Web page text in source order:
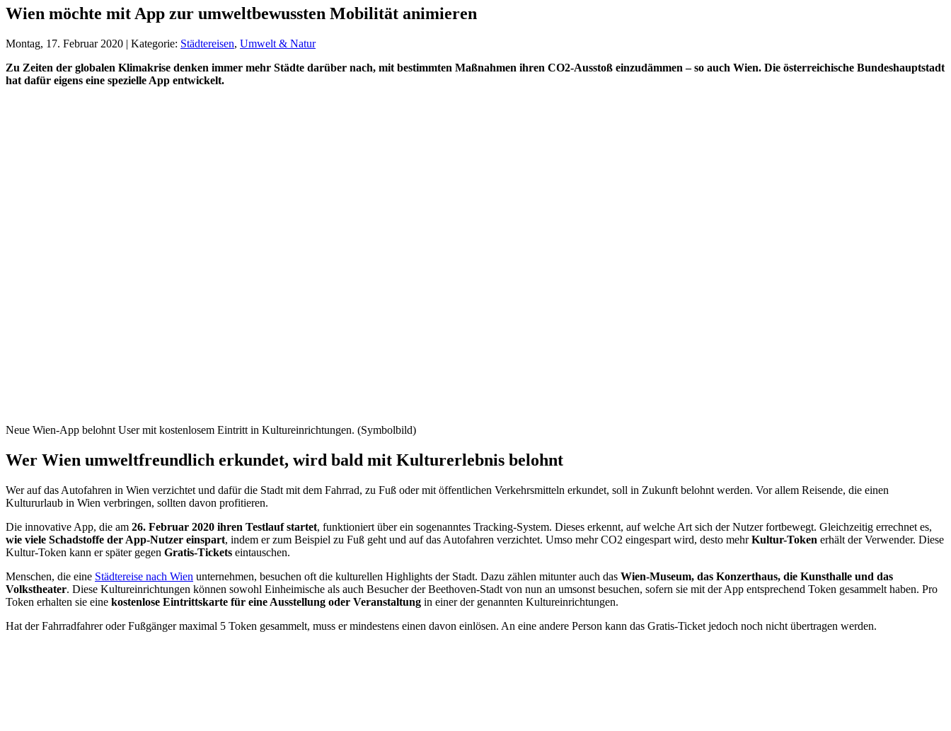
Wien möchte mit App zur umweltbewussten Mobilität animieren
Montag, 17. Februar 2020 | Kategorie: Städtereisen, Umwelt & Natur
Zu Zeiten der globalen Klimakrise denken immer mehr Städte darüber nach, mit bestimmten Maßnahmen ihren CO2-Ausstoß einzudämmen – so auch Wien. Die österreichische Bundeshauptstadt
hat dafür eigens eine spezielle App entwickelt.
Neue Wien-App belohnt User mit kostenlosem Eintritt in Kultureinrichtungen. (Symbolbild)
Wer Wien umweltfreundlich erkundet, wird bald mit Kulturerlebnis belohnt
Wer auf das Autofahren in Wien verzichtet und dafür die Stadt mit dem Fahrrad, zu Fuß oder mit öffentlichen Verkehrsmitteln erkundet, soll in Zukunft belohnt werden. Vor allem Reisende, die einen
Kultururlaub in Wien verbringen, sollten davon profitieren.
Die innovative App, die am 26. Februar 2020 ihren Testlauf startet, funktioniert über ein sogenanntes Tracking-System. Dieses erkennt, auf welche Art sich der Nutzer fortbewegt. Gleichzeitig errechnet es,
wie viele Schadstoffe der App-Nutzer einspart, indem er zum Beispiel zu Fuß geht und auf das Autofahren verzichtet. Umso mehr CO2 eingespart wird, desto mehrKultur-Token erhält der Verwender. Diese
Kultur-Token kann er später gegen Gratis-Tickets eintauschen.
Menschen, die eine Städtereise nach Wien unternehmen, besuchen oft die kulturellen Highlights der Stadt. Dazu zählen mitunter auch das Wien-Museum, das Konzerthaus, die Kunsthalle und das
Volkstheater. Diese Kultureinrichtungen können sowohl Einheimische als auch Besucher der Beethoven-Stadt von nun an umsonst besuchen, sofern sie mit der App entsprechend Token gesammelt haben. Pro
Token erhalten sie eine kostenlose Eintrittskarte für eine Ausstellung oder Veranstaltung in einer der genannten Kultureinrichtungen.
Hat der Fahrradfahrer oder Fußgänger maximal 5 Token gesammelt, muss er mindestens einen davon einlösen. An eine andere Person kann das Gratis-Ticket jedoch noch nicht übertragen werden.